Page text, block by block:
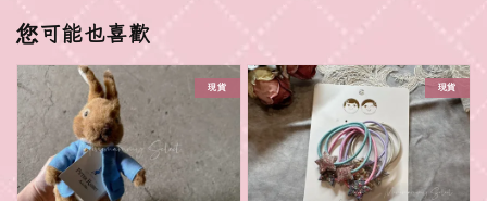
您可能也喜歡
現貨 現貨